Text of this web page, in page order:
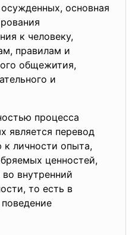
основная
к человеку,
правилам и
общежития,
и
процесса
является перевод
личности опыта,
ценностей,
внутренний
то есть в